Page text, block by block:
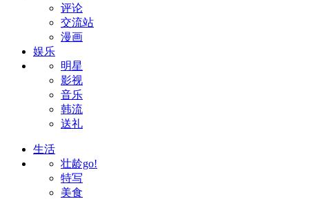
评论
交流站
漫画
娱乐
明星
影视
音乐
韩流
送礼
生活
壮龄go!
特写
美食